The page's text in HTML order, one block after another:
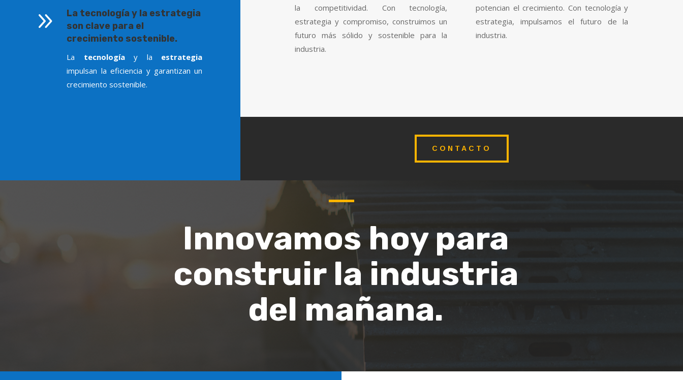
9
La tecnología y la estrategia
son clave para el
crecimiento sostenible.
La tecnologíay la estrategia
impulsan la eficiencia y garantizan un
crecimiento sostenible.
la competitividad. Con tecnología,
estrategia y compromiso, construimos un
futuro más sólido y sostenible para la
industria.
potencian el crecimiento. Con tecnología y
estrategia, impulsamos el futuro de la
industria.
CONTACTO
Innovamos hoy para
construir la industria
del mañana.